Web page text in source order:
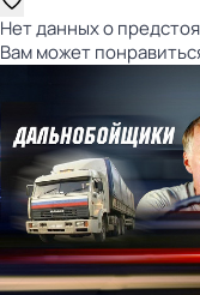
Нет данных о
Вам может